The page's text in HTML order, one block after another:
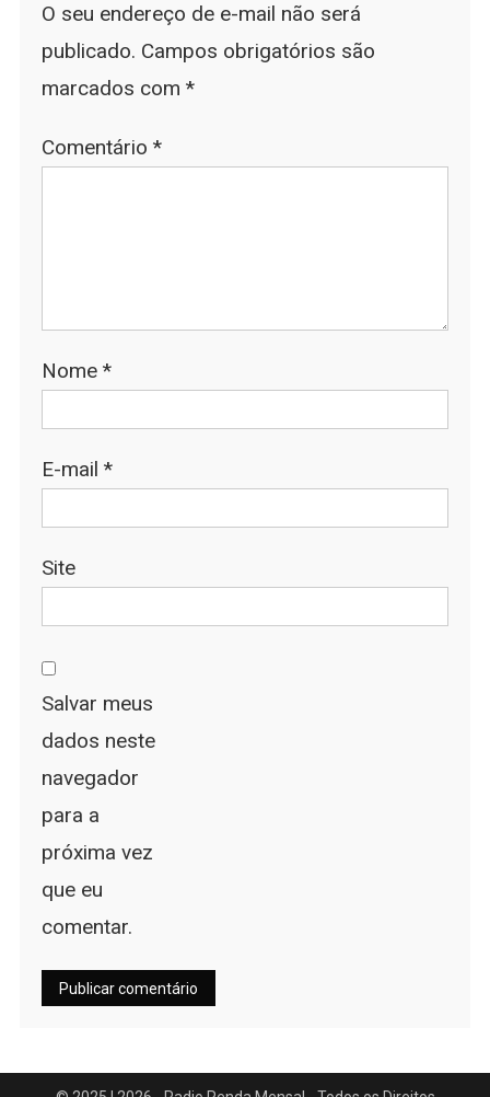
O seu endereço de e-mail não será
publicado. Campos obrigatórios são
marcados com *
Comentário *
Nome *
E-mail *
Site
Salvar meus
dados neste
navegador
para a
próxima vez
que eu
comentar.